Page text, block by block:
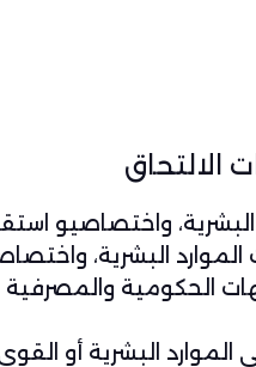
الالتحاق
البشرية، واختصاصيو
البشرية،
الحكومية
البشرية أو